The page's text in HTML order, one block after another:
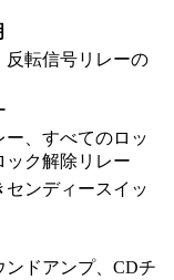
反転信号リレーの
、すべてのロッ
ック解除リレー
ンディースイッ
ンドアンプ、CDチ